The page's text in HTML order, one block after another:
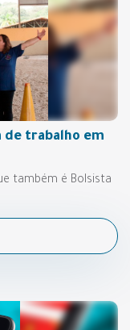
de trabalho em
também é Bolsista